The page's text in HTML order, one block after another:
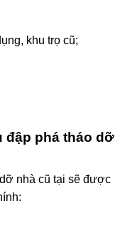
khu trọ cũ;
đập phá tháo dỡ
nhà cũ tại sẽ được